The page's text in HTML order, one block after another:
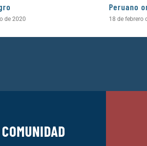
de 2020
Peruano
18 de febrero